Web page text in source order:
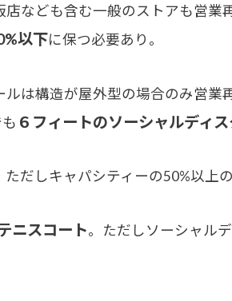
店なども含む一般のストアも営業
以下に保つ必要あり。
ルは構造が屋外型の場合のみ営業
６フィートのソーシャルディ
だしキャパシティーの50%以上
ニスコート。ただしソーシャル